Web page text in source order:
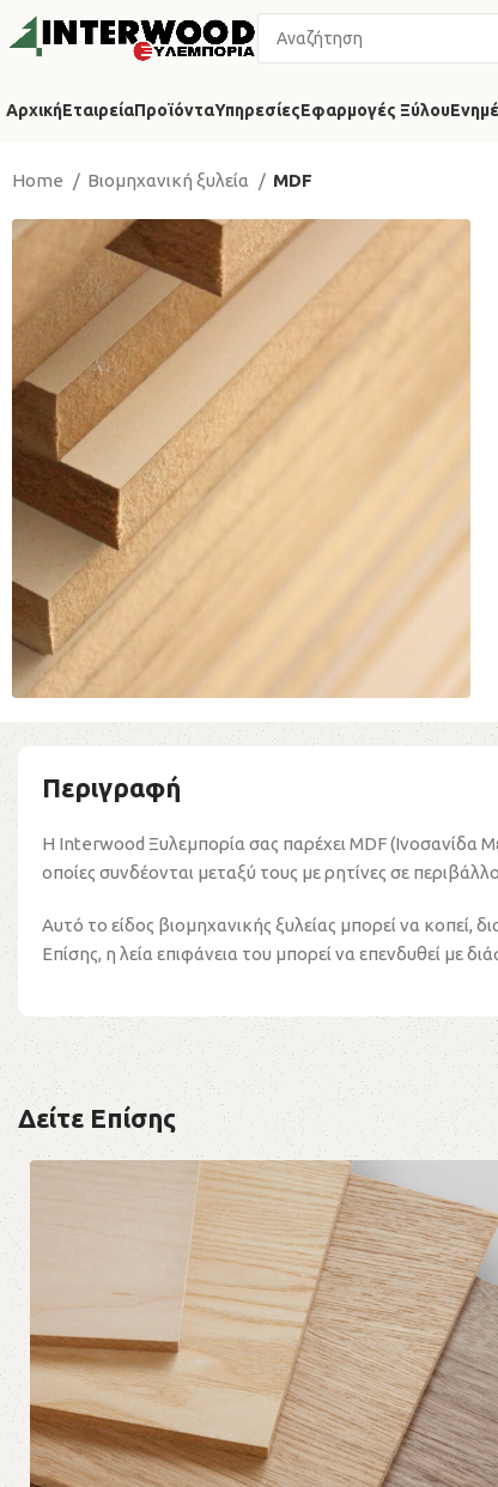
ΑρχικήΕταιρείαΠροϊόνταΥπηρεσίεςΕφαρμογές Ξύλου
Home Βιομηχανική ξυλεία MDF
Περιγραφή
Η Interwood Ξυλεμπορία σας παρέχει MDF (Ινοσανίδα
οποίες συνδέονται μεταξύ τους με ρητίνες σε
Αυτό το είδος βιομηχανικής ξυλείας μπορεί να κοπεί,
Επίσης, η λεία επιφάνεια του μπορεί να επενδυθεί με
Δείτε Επίσης